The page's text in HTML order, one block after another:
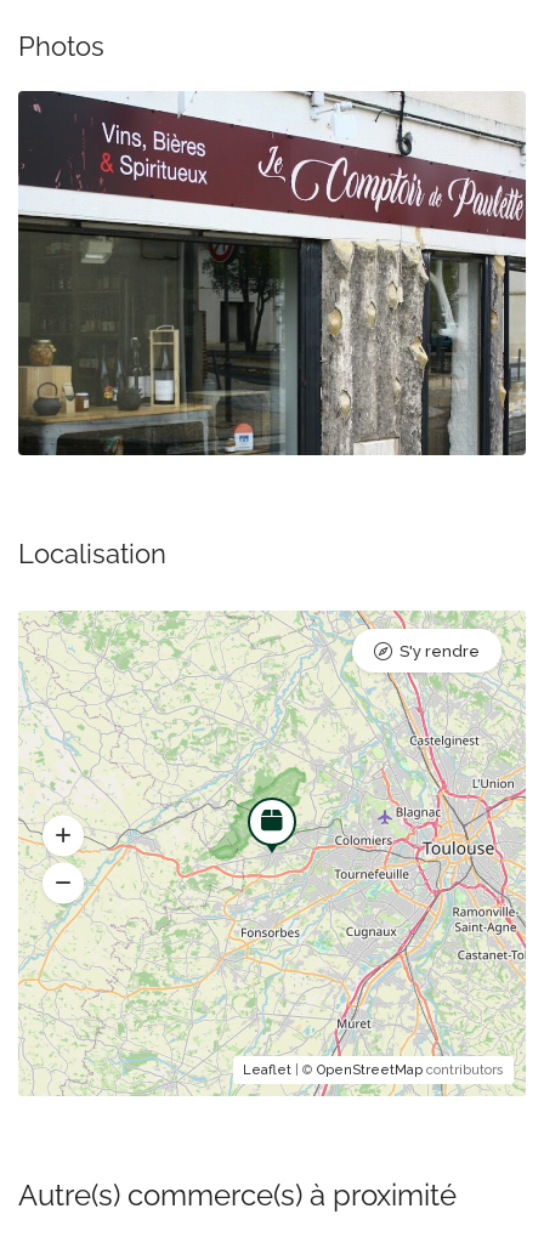
Photos
Localisation
Leaflet | © OpenStreetMap contributors
S'y rendre
Autre(s) commerce(s) à proximité